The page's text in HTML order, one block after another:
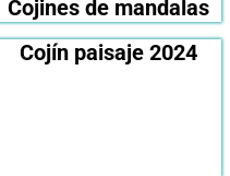
Cojines de mandalas
Cojín paisaje 2024